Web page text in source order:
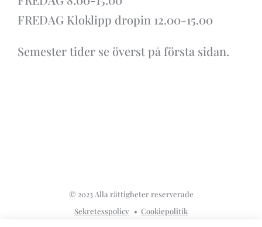
FREDAG Kloklipp dropin 12.00-15.00
Semester tider se överst på första sidan.
© 2023 Alla rättigheter reserverade
Sekretesspolicy
Cookiepolitik